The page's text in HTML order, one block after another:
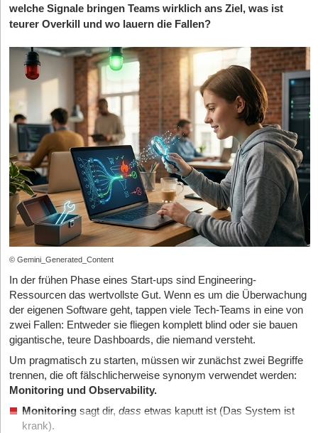
welche Signale bringen Teams wirklich ans Ziel, was ist
teurer Overkill und wo lauern die Fallen?
© Gemini_Generated_Content
In der frühen Phase eines Start-ups sind Engineering-
Ressourcen das wertvollste Gut. Wenn es um die Überwachung
der eigenen Software geht, tappen viele Tech-Teams in eine von
zwei Fallen: Entweder sie fliegen komplett blind oder sie bauen
gigantische, teure Dashboards, die niemand versteht.
Um pragmatisch zu starten, müssen wir zunächst zwei Begriffe
trennen, die oft fälschlicherweise synonym verwendet werden:
Monitoring und Observability.
Monitoring sagt dir, dass etwas kaputt ist (Das System ist
krank).